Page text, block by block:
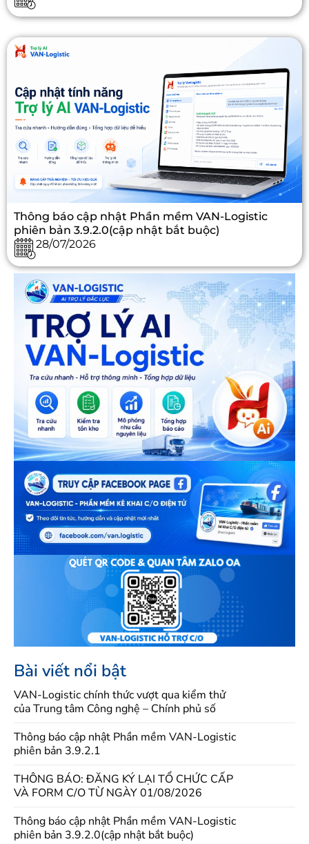
Thông báo cập nhật Phần mềm VAN-Logistic
phiên bản 3.9.2.0(cập nhật bắt buộc)
28/07/2026
Bài viết nổi bật
VAN-Logistic chính thức vượt qua kiểm thử
của Trung tâm Công nghệ – Chính phủ số
Thông báo cập nhật Phần mềm VAN-Logistic
phiên bản 3.9.2.1
THÔNG BÁO: ĐĂNG KÝ LẠI TỔ CHỨC CẤP
VÀ FORM C/O TỪ NGÀY 01/08/2026
Thông báo cập nhật Phần mềm VAN-Logistic
phiên bản 3.9.2.0(cập nhật bắt buộc)